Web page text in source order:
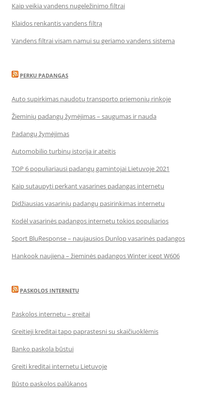
Kaip veikia vandens nugeležinimo filtrai
Klaidos renkantis vandens filtrą
Vandens filtrai visam namui su geriamo vandens sistema
PERKU PADANGAS
Auto supirkimas naudotų transporto priemonių rinkoje
Žieminių padangų žymėjimas – saugumas ir nauda
Padangų žymėjimas
Automobilio turbinų istorija ir ateitis
TOP 6 populiariausi padangų gamintojai Lietuvoje 2021
Kaip sutaupyti perkant vasarines padangas internetu
Didžiausias vasarinių padangų pasirinkimas internetu
Kodėl vasarinės padangos internetu tokios populiarios
Sport BluResponse – naujausios Dunlop vasarinės padangos
Hankook naujiena – žieminės padangos Winter icept W606
PASKOLOS INTERNETU
Paskolos internetu – greitai
Greitieji kreditai tapo paprastesni su skaičiuoklėmis
Banko paskola būstui
Greiti kreditai internetu Lietuvoje
Būsto paskolos palūkanos